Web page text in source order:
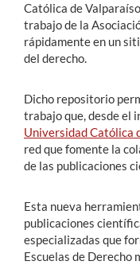
Católica de
trabajo de la
rápidamente en un
del derecho.
Dicho repositorio
trabajo que, desde el
Universidad Católica
red que fomente la
de las publicaciones
Esta nueva
publicaciones
especializadas que
Escuelas de Derecho